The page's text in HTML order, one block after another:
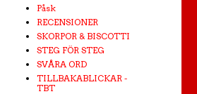
Påsk
RECENSIONER
SKORPOR & BISCOTTI
STEG FÖR STEG
SVÅRA ORD
TILLBAKABLICKAR -
TBT